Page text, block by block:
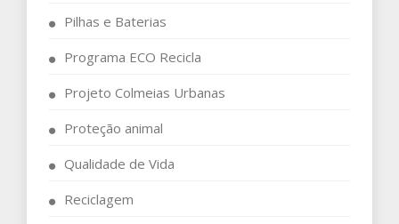
Pilhas e Baterias
Programa ECO Recicla
Projeto Colmeias Urbanas
Proteção animal
Qualidade de Vida
Reciclagem